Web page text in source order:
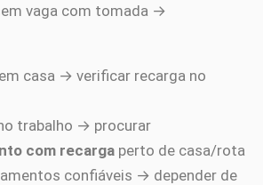
vaga com tomada →
casa → verificar recarga no
trabalho → procurar
com recarga perto de casa/rota
confiáveis → depender de